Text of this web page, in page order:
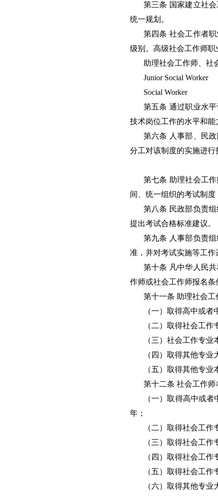
第三条 国家建立社
统一规划。
第四条 社会工作者
级别。高级社会工作师
助理社会工作师、社
Junior Social Worker
Social Worker
第五条 通过职业水
技术岗位工作的水平和能
第六条 人事部、民
分工对该制度的实施进
第七条 助理社会工
间、统一组织的考试制
第八条 民政部负责
提出考试合格标准建议。
第九条 人事部负责
准，并对考试实施等工
第十条 凡中华人民
作师或社会工作师报名
第十一条 助理社会
（一）取得高中或
（二）取得社会工
（三）社会工作专
（四）取得其他专
（五）取得其他专
第十二条 社会工作
（一）取得高中或
年；
（二）取得社会工
（三）取得社会工
（四）取得社会工
（五）取得社会工作
（六）取得其他专